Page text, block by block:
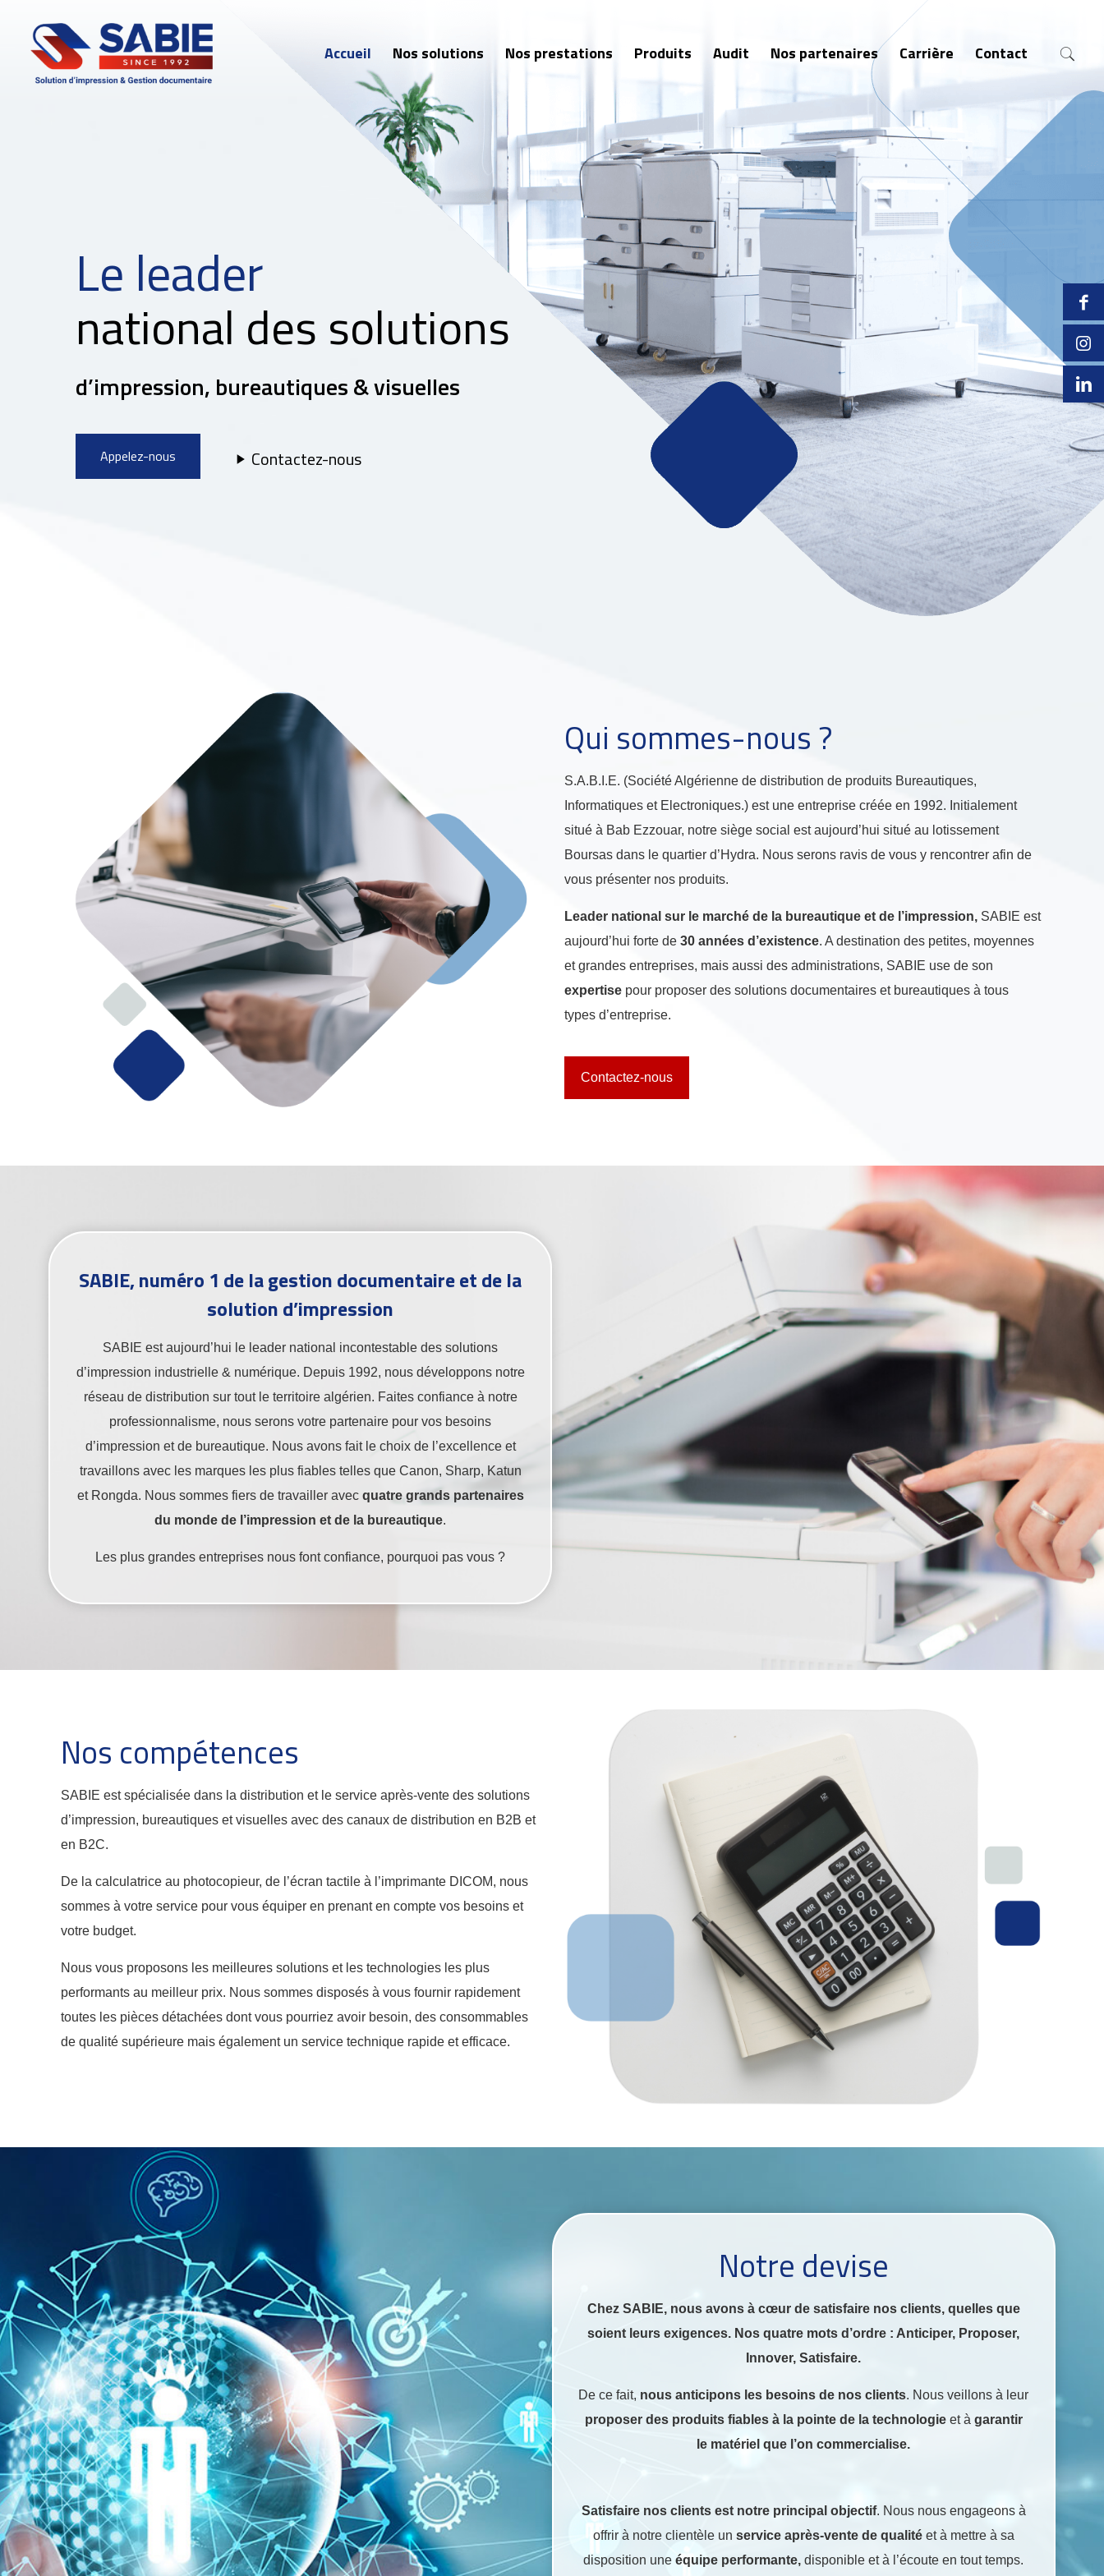
Accueil Nos solutions Nos prestations Produits Audit Nos partenaires Carrière Contact
play_arrow Contactez-nous
national des solutions
Le leader
d’impression, bureautiques & visuelles
Appelez-nous
Qui sommes-nous ?
S.A.B.I.E. (Société Algérienne de distribution de produits Bureautiques,
Informatiques et Electroniques.) est une entreprise créée en 1992. Initialement
situé à Bab Ezzouar, notre siège social est aujourd’hui situé au lotissement
Boursas dans le quartier d’Hydra. Nous serons ravis de vous y rencontrer afin de
vous présenter nos produits.
Leader national sur le marché de la bureautique et de l’impression, SABIE est
aujourd’hui forte de 30 années d’existence. A destination des petites, moyennes
et grandes entreprises, mais aussi des administrations, SABIE use de son
expertise pour proposer des solutions documentaires et bureautiques à tous
types d’entreprise.
Contactez-nous
SABIE, numéro 1 de la gestion documentaire et de la
solution d’impression
SABIE est aujourd’hui le leader national incontestable des solutions
d’impression industrielle & numérique. Depuis 1992, nous développons notre
réseau de distribution sur tout le territoire algérien. Faites confiance à notre
professionnalisme, nous serons votre partenaire pour vos besoins
d’impression et de bureautique. Nous avons fait le choix de l’excellence et
travaillons avec les marques les plus fiables telles que Canon, Sharp, Katun
et Rongda. Nous sommes fiers de travailler avec quatre grands partenaires
du monde de l’impression et de la bureautique.
Les plus grandes entreprises nous font confiance, pourquoi pas vous ?
Nos compétences
SABIE est spécialisée dans la distribution et le service après-vente des solutions
d’impression, bureautiques et visuelles avec des canaux de distribution en B2B et
en B2C.
De la calculatrice au photocopieur, de l’écran tactile à l’imprimante DICOM, nous
sommes à votre service pour vous équiper en prenant en compte vos besoins et
votre budget.
Nous vous proposons les meilleures solutions et les technologies les plus
performants au meilleur prix. Nous sommes disposés à vous fournir rapidement
toutes les pièces détachées dont vous pourriez avoir besoin, des consommables
de qualité supérieure mais également un service technique rapide et efficace.
Notre devise
Chez SABIE, nous avons à cœur de satisfaire nos clients, quelles que
soient leurs exigences. Nos quatre mots d’ordre : Anticiper, Proposer,
Innover, Satisfaire.
De ce fait, nous anticipons les besoins de nos clients. Nous veillons à leur
proposer des produits fiables à la pointe de la technologieet à garantir
le matériel que l’on commercialise.
translation and clear communication. For travelers, students and
professionals, an accessible dictionary and quick translator can mean the
difference between confusion and connection; learners appreciate when
Satisfaire nos clients est notre principal objectif. Nous nous engageons à
offrir à notre clientèle un service après-vente de qualitéet à mettre à sa
disposition uneéquipe performante,disponible et à l’écoute en tout temps.